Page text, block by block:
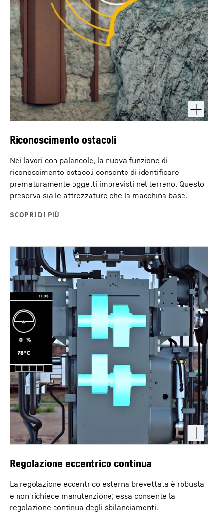
Riconoscimento ostacoli
Nei lavori con palancole, la nuova funzione di
riconoscimento ostacoli consente di identificare
prematuramente oggetti imprevisti nel terreno. Questo
preserva sia le attrezzature che la macchina base.
Regolazione eccentrico continua
La regolazione eccentrico esterna brevettata è robusta
e non richiede manutenzione; essa consente la
regolazione continua degli sbilanciamenti.